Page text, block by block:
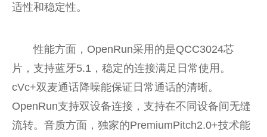
适性和稳定性。
性能方面，OpenRun采用的是QCC3024芯
片，支持蓝牙5.1，稳定的连接满足日常使用。
cVc+双麦通话降噪能保证日常通话的清晰。
OpenRun支持双设备连接，支持在不同设备间无缝
流转。音质方面，独家的PremiumPitch2.0+技术能